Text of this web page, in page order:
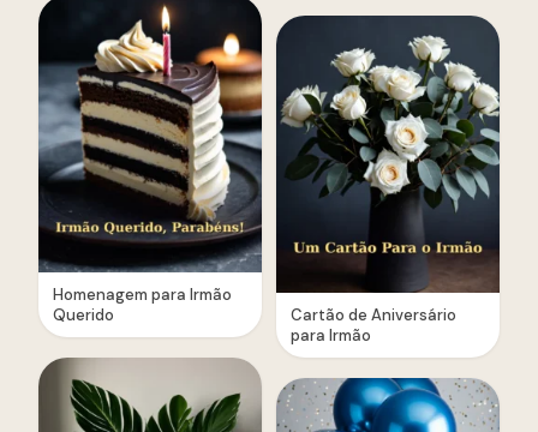
Homenagem para Irmão
Querido
Cartão de Aniversário
para Irmão